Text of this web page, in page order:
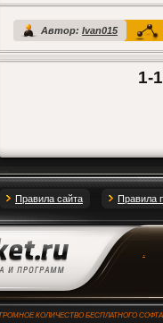
Автор: Ivan015
1-
Правила сайта Правила
КОЛИЧЕСТВО БЕСПЛАТНОГО